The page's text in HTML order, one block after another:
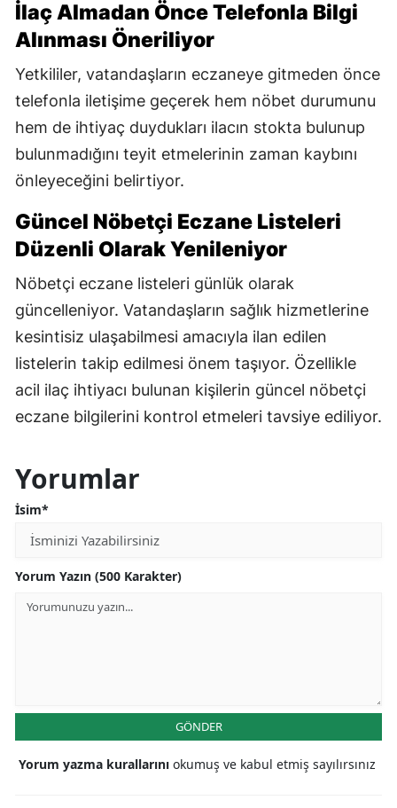
İlaç Almadan Önce Telefonla Bilgi
Alınması Öneriliyor
Yetkililer, vatandaşların eczaneye gitmeden önce
telefonla iletişime geçerek hem nöbet durumunu
hem de ihtiyaç duydukları ilacın stokta bulunup
bulunmadığını teyit etmelerinin zaman kaybını
önleyeceğini belirtiyor.
Güncel Nöbetçi Eczane Listeleri
Düzenli Olarak Yenileniyor
Nöbetçi eczane listeleri günlük olarak
güncelleniyor. Vatandaşların sağlık hizmetlerine
kesintisiz ulaşabilmesi amacıyla ilan edilen
listelerin takip edilmesi önem taşıyor. Özellikle
acil ilaç ihtiyacı bulunan kişilerin güncel nöbetçi
eczane bilgilerini kontrol etmeleri tavsiye ediliyor.
Yorumlar
İsim*
Yorum Yazın (500 Karakter)
GÖNDER
Yorum yazma kurallarını okumuş ve kabul etmiş sayılırsınız